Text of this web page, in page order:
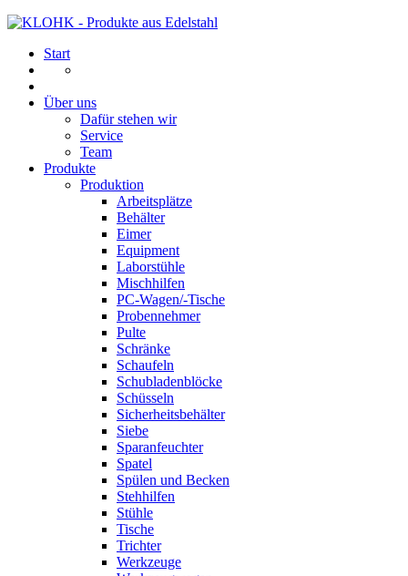
Start
Über uns
Dafür stehen wir
Service
Team
Produkte
Produktion
Arbeitsplätze
Behälter
Eimer
Equipment
Laborstühle
Mischhilfen
PC-Wagen/-Tische
Probennehmer
Pulte
Schränke
Schaufeln
Schubladenblöcke
Schüsseln
Sicherheitsbehälter
Siebe
Sparanfeuchter
Spatel
Spülen und Becken
Stehhilfen
Stühle
Tische
Trichter
Werkzeuge